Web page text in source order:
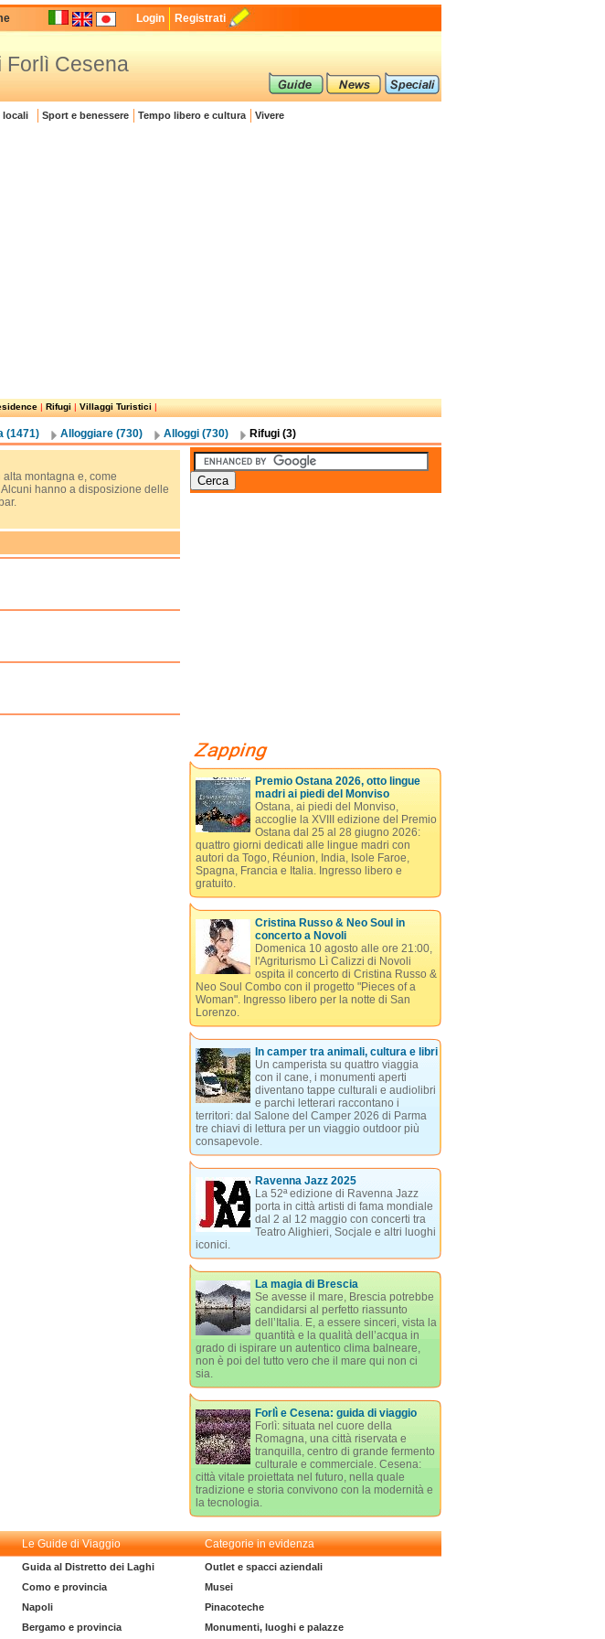
Login Registrati
Forlì Cesena
locali Sport e benessere Tempo libero e cultura Vivere
|Rifugi|Villaggi Turistici|
(1471) Alloggiare (730) Alloggi (730) Rifugi (3)
montagna e, come
hanno a disposizione delle
Premio Ostana 2026, otto lingue
madri ai piedi del Monviso
Ostana, ai piedi del Monviso,
accoglie la XVIII edizione del Premio
Ostana dal 25 al 28 giugno 2026:
quattro giorni dedicati alle lingue madri con
autori da Togo, Réunion, India, Isole Faroe,
Spagna, Francia e Italia. Ingresso libero e
gratuito.
Cristina Russo & Neo Soul in
concerto a Novoli
Domenica 10 agosto alle ore 21:00,
l'Agriturismo Lì Calizzi di Novoli
ospita il concerto di Cristina Russo &
Neo Soul Combo con il progetto "Pieces of a
Woman". Ingresso libero per la notte di San
Lorenzo.
In camper tra animali, cultura e libri
Un camperista su quattro viaggia
con il cane, i monumenti aperti
diventano tappe culturali e audiolibri
e parchi letterari raccontano i
territori: dal Salone del Camper 2026 di Parma
tre chiavi di lettura per un viaggio outdoor più
consapevole.
Ravenna Jazz 2025
La 52ª edizione di Ravenna Jazz
porta in città artisti di fama mondiale
dal 2 al 12 maggio con concerti tra
Teatro Alighieri, Socjale e altri luoghi
iconici.
La magia di Brescia
Se avesse il mare, Brescia potrebbe
candidarsi al perfetto riassunto
dell’Italia. E, a essere sinceri, vista la
quantità e la qualità dell’acqua in
grado di ispirare un autentico clima balneare,
non è poi del tutto vero che il mare qui non ci
sia.
Forlì e Cesena: guida di viaggio
Forlì: situata nel cuore della
Romagna, una città riservata e
tranquilla, centro di grande fermento
culturale e commerciale. Cesena:
città vitale proiettata nel futuro, nella quale
tradizione e storia convivono con la modernità e
la tecnologia.
Le Guide di Viaggio Categorie in evidenza
Guida al Distretto dei Laghi
Como e provincia
Napoli
Bergamo e provincia
Outlet e spacci aziendali
Musei
Pinacoteche
Monumenti, luoghi e palazze